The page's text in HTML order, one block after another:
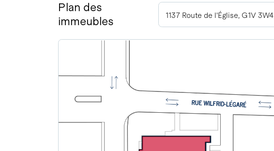
Plan des
immeubles
1137 Route de l'Église, G1V 3W4